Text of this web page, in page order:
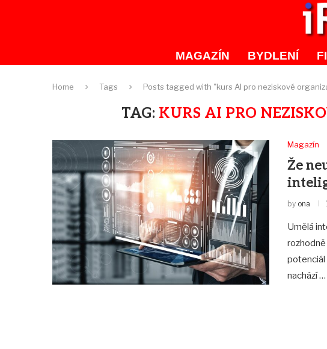
MAGAZÍN BYDLENÍ
Home Tags Posts tagged with "kurs AI pro neziskové
TAG: KURS AI PRO
Magazín
Že
by ona
Umělá
potenciál
nachází …